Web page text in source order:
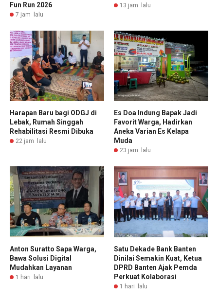
Fun Run 2026
7 jam lalu
13 jam lalu
Harapan Baru bagi ODGJ di
Lebak, Rumah Singgah
Rehabilitasi Resmi Dibuka
22 jam lalu
Es Doa Indung Bapak Jadi
Favorit Warga, Hadirkan
Aneka Varian Es Kelapa
Muda
23 jam lalu
Anton Suratto Sapa Warga,
Bawa Solusi Digital
Mudahkan Layanan
1 hari lalu
Satu Dekade Bank Banten
Dinilai Semakin Kuat, Ketua
DPRD Banten Ajak Pemda
Perkuat Kolaborasi
1 hari lalu